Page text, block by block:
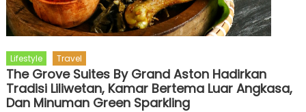
Lifestyle Travel
The Grove Suites By Grand Aston Hadirkan
Tradisi Liliwetan, Kamar Bertema Luar Angkasa,
Dan Minuman Green Sparkling